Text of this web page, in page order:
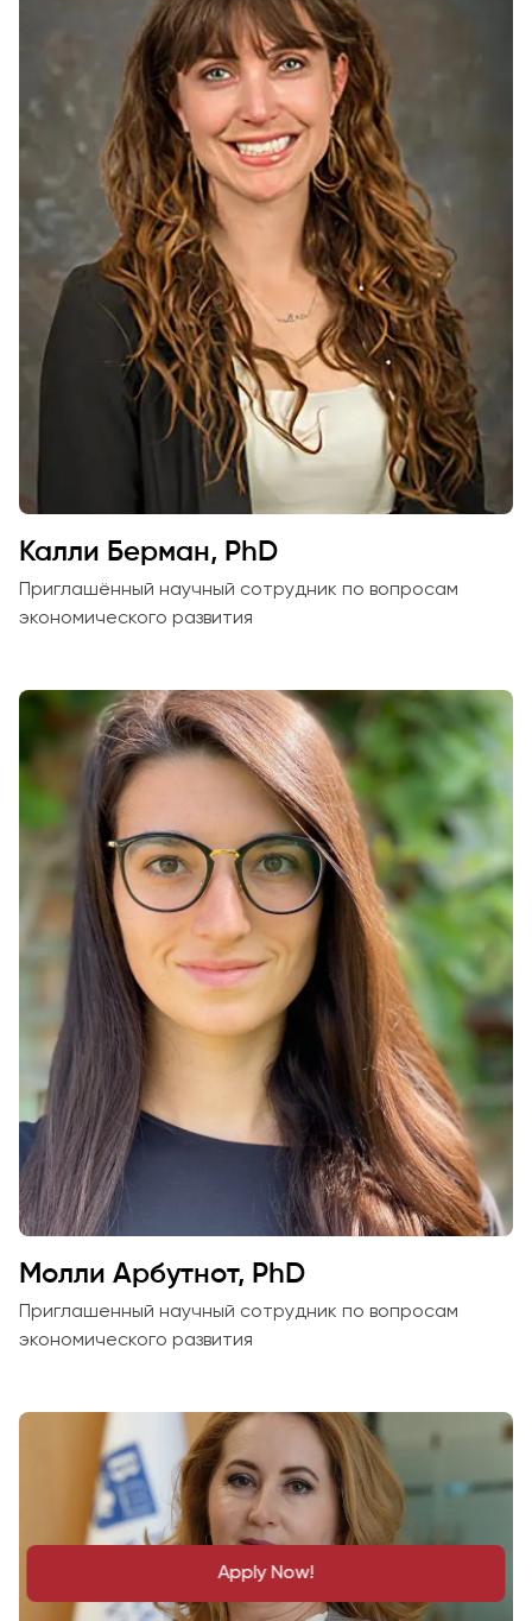
Apply Now!
Калли Берман, PhD
Приглашённый научный сотрудник по вопросам
экономического развития
Молли Арбутнот, PhD
Приглашенный научный сотрудник по вопросам
экономического развития